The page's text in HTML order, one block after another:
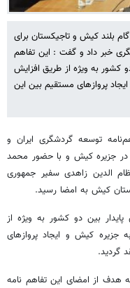
بلند کیش و تاجیکستان برای
خبر داد و گفت : این تفاهم
کشور به ویژه از طریق افزایش
پروازهای مستقیم بین این
توسعه گردشگری ایران و
جزیره کیش و با حضور محمد
الدین زاهدی سفیر جمهوری
کیش به امضا رسید.
بین دو کشور به ویژه از
جزیره کیش و ایجاد پروازهای
گردید.
هدف از امضای این تفاهم نامه